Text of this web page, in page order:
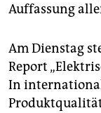
epaper login
Auffassung
Am Dienstag
Report
In